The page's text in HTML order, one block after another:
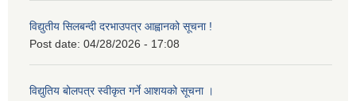
विद्युतीय सिलबन्दी दरभाउपत्र आह्वानको सूचना !
Post date: 04/28/2026 - 17:08
विद्युतिय बोलपत्र स्वीकृत गर्ने आशयको सूचना ।